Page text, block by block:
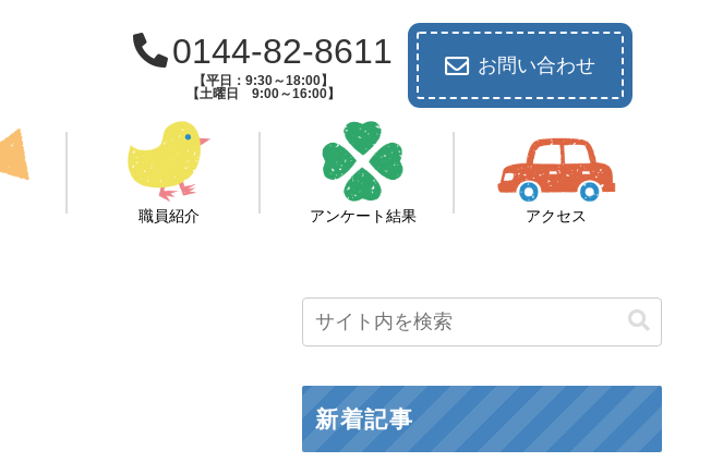
0144-82-8611
【平日：9:30～18:00】
【土曜日 9:00～16:00】
お問い合わせ
職員紹介 アンケート結果 アクセス
新着記事